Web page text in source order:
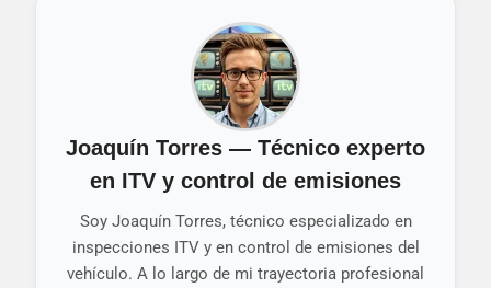
Joaquín Torres — Técnico experto
en ITV y control de emisiones
Soy Joaquín Torres, técnico especializado en
inspecciones ITV y en control de emisiones del
vehículo. A lo largo de mi trayectoria profesional